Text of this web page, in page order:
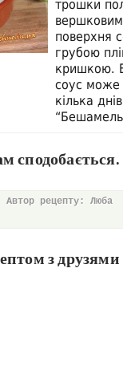
трошки
поверхня
грубою
кришкою.
соус може
кілька
Автор рецепту: Люба
з